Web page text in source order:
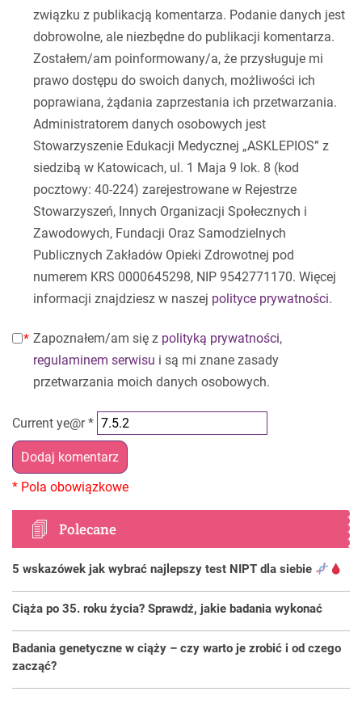
związku z publikacją komentarza. Podanie danych jest
dobrowolne, ale niezbędne do publikacji komentarza.
Zostałem/am poinformowany/a, że przysługuje mi
prawo dostępu do swoich danych, możliwości ich
poprawiana, żądania zaprzestania ich przetwarzania.
Administratorem danych osobowych jest
Stowarzyszenie Edukacji Medycznej „ASKLEPIOS” z
siedzibą w Katowicach, ul. 1 Maja 9 lok. 8 (kod
pocztowy: 40-224) zarejestrowane w Rejestrze
Stowarzyszeń, Innych Organizacji Społecznych i
Zawodowych, Fundacji Oraz Samodzielnych
Publicznych Zakładów Opieki Zdrowotnej pod
numerem KRS 0000645298, NIP 9542771170. Więcej
informacji znajdziesz w naszej polityce prywatności.
Zapoznałem/am się z polityką prywatności,
regulaminem serwisu i są mi znane zasady
przetwarzania moich danych osobowych.
Current ye@r*
Polecane
5 wskazówek jak wybrać najlepszy test NIPT dla siebie
Ciąża po 35. roku życia? Sprawdź, jakie badania wykonać
Badania genetyczne w ciąży – czy warto je zrobić i od czego
zacząć?